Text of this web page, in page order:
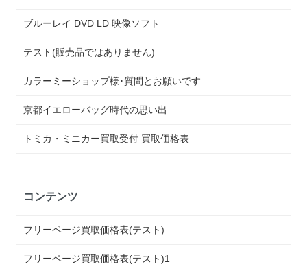
ブルーレイ DVD LD 映像ソフト
テスト(販売品ではありません)
カラーミーショップ様･質問とお願いです
京都イエローバッグ時代の思い出
トミカ・ミニカー買取受付 買取価格表
コンテンツ
フリーページ買取価格表(テスト)
フリーページ買取価格表(テスト)1